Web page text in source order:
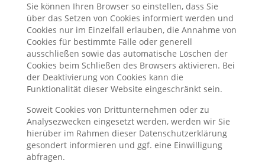
Sie können Ihren Browser so einstellen, dass Sie
über das Setzen von Cookies informiert werden und
Cookies nur im Einzelfall erlauben, die Annahme von
Cookies für bestimmte Fälle oder generell
ausschließen sowie das automatische Löschen der
Cookies beim Schließen des Browsers aktivieren. Bei
der Deaktivierung von Cookies kann die
Funktionalität dieser Website eingeschränkt sein.
Soweit Cookies von Drittunternehmen oder zu
Analysezwecken eingesetzt werden, werden wir Sie
hierüber im Rahmen dieser Datenschutzerklärung
gesondert informieren und ggf. eine Einwilligung
abfragen.